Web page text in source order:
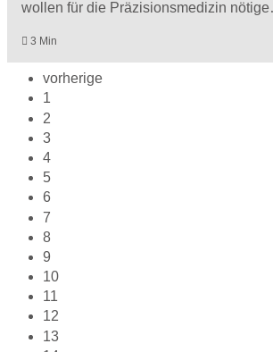
wollen für die Präzisionsmedizin
3 Min
vorherige
1
2
3
4
5
6
7
8
9
10
11
12
13